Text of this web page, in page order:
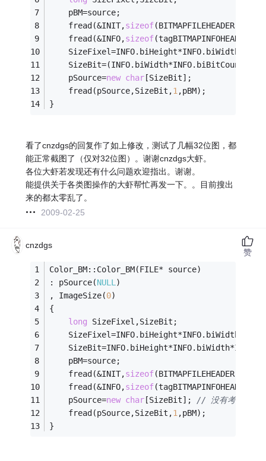
	pBM=source;
	fread(&INIT,
sizeof(BITMAPFILEHEADER),
	fread(&INFO,
sizeof(tagBITMAPINFOHEADER),
	SizeFixel=INFO.biHeight*INFO.biWidth;
	SizeBit=(INFO.biWidth*INFO.biBitCount+
	pSource=
new char [SizeBit];
	fread(pSource,SizeBit,
1,pBM);
}
看了cnzdgs的回复作了如上修改，测试了几幅32位图，都
能正常截图了（仅对32位图）。谢谢cnzdgs大虾。
各位大虾若发现还有什么问题欢迎指出。谢谢。
能提供关于各类图操作的大虾帮忙再发一下。。目前搜出
来的都太零乱了。
2009-02-25
cnzdgs
Color_BM::Color_BM(FILE* source)
: pSource(NULL )
, ImageSize(0)
{
long SizeFixel,SizeBit;
    SizeFixel=INFO.biHeight*INFO.biWidth;
    pBM=source;
    fread(&INIT,
sizeof(BITMAPFILEHEADER),
    fread(&INFO,
sizeof(tagBITMAPINFOHEADER),
    pSource=
new char[SizeBit]; // 没有考虑调色
    fread(pSource,SizeBit,
1 ,pBM);
}
赞